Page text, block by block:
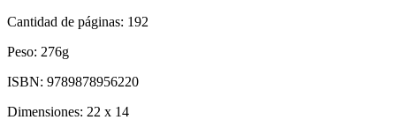
Cantidad de páginas: 192
Peso: 276g
ISBN: 9789878956220
Dimensiones: 22 x 14